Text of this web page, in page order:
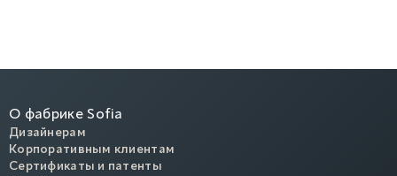
О фабрике Sofia
Дизайнерам
Корпоративным клиентам
Сертификаты и патенты